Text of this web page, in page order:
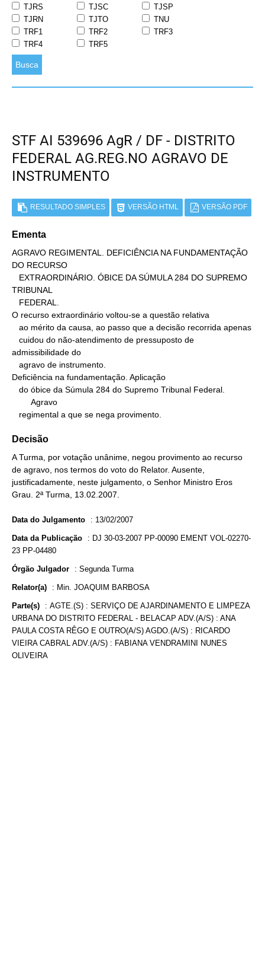
TJRS
TJSC
TJSP
TJRN
TJTO
TNU
TRF1
TRF2
TRF3
TRF4
TRF5
Busca
STF AI 539696 AgR / DF - DISTRITO
FEDERAL AG.REG.NO AGRAVO DE
INSTRUMENTO
RESULTADO SIMPLES VERSÃO HTML VERSÃO PDF
Ementa
AGRAVO REGIMENTAL. DEFICIÊNCIA NA FUNDAMENTAÇÃO
DO RECURSO
TRIBUNAL
O recurso extraordinário voltou-se a questão relativa
admissibilidade do
Deficiência na fundamentação. Aplicação
   regimental a que se nega provimento.
Decisão
A Turma, por votação unânime, negou provimento ao recurso
de agravo, nos termos do voto do Relator. Ausente,
justificadamente, neste julgamento, o Senhor Ministro Eros
Grau. 2ª Turma, 13.02.2007.
Data do Julgamento : 13/02/2007
Data da Publicação : DJ 30-03-2007 PP-00090 EMENT VOL-02270-
23 PP-04480
Órgão Julgador : Segunda Turma
Relator(a) : Min. JOAQUIM BARBOSA
Parte(s) : AGTE.(S) : SERVIÇO DE AJARDINAMENTO E LIMPEZA
URBANA DO DISTRITO FEDERAL - BELACAP ADV.(A/S) : ANA
PAULA COSTA RÊGO E OUTRO(A/S) AGDO.(A/S) : RICARDO
VIEIRA CABRAL ADV.(A/S) : FABIANA VENDRAMINI NUNES
OLIVEIRA